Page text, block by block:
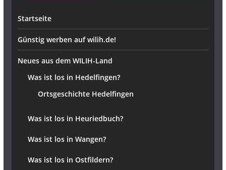
Startseite
Günstig werben auf wilih.de!
Neues aus dem WILIH-Land
Was ist los in Hedelfingen?
Ortsgeschichte Hedelfingen
Was ist los in Heuriedbuch?
Was ist los in Wangen?
Was ist los in Ostfildern?